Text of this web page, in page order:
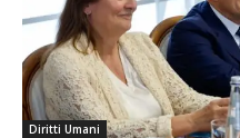
Diritti Umani